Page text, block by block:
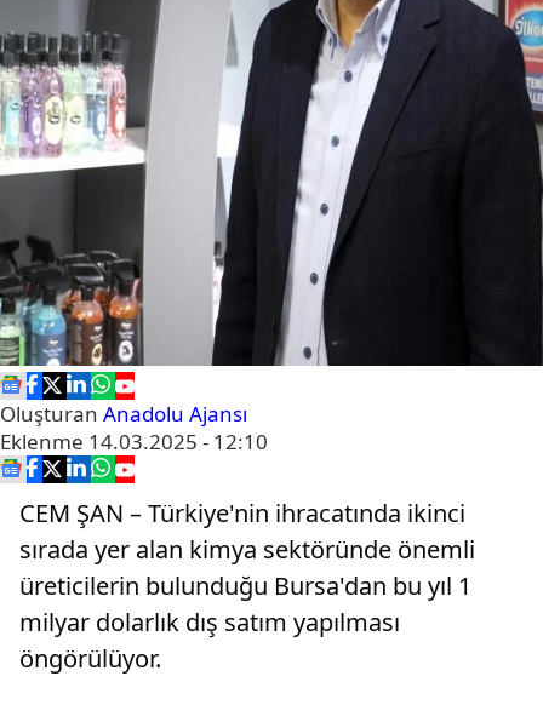
Oluşturan Anadolu Ajansı
Eklenme 14.03.2025 - 12:10
CEM ŞAN – Türkiye'nin ihracatında ikinci
sırada yer alan kimya sektöründe önemli
üreticilerin bulunduğu Bursa'dan bu yıl 1
milyar dolarlık dış satım yapılması
öngörülüyor.